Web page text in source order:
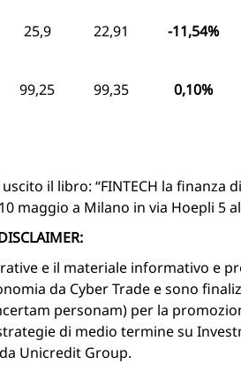
25,9 22,91 -11,54%
99,25 99,35 0,10%
il libro: “FINTECH la finanza
maggio a Milano in via Hoepli 5
e il materiale informativo e
da Cyber Trade e sono
personam) per la
di medio termine su
Unicredit Group.